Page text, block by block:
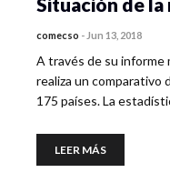
comecso - Jun 13, 2018
A través de su informe
realiza un comparativo
175 países. La
LEER MÁS